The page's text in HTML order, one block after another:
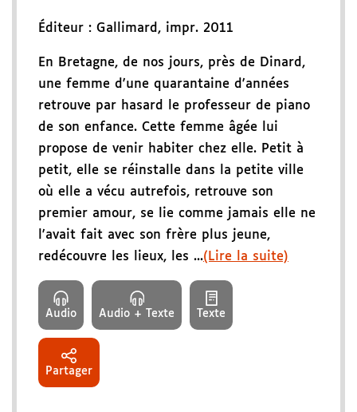
Éditeur : Gallimard , impr. 2011
En Bretagne, de nos jours, près de Dinard,
une femme d'une quarantaine d'années
retrouve par hasard le professeur de piano
de son enfance. Cette femme âgée lui
propose de venir habiter chez elle. Petit à
petit, elle se réinstalle dans la petite ville
où elle a vécu autrefois, retrouve son
premier amour, se lie comme jamais elle ne
l'avait fait avec son frère plus jeune,
redécouvre les lieux, les ...(Lire la suite)
Audio Audio + Texte Texte
Partager